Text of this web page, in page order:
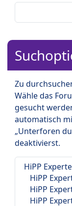
Zu
Wähle das
gesucht
automatisch
„Unterforen
deaktivierst.